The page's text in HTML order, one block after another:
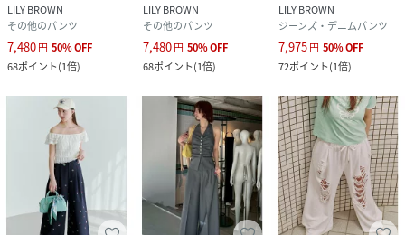
LILY BROWN
その他のパンツ
7,480円 50%OFF
68ポイント(1倍)
LILY BROWN
その他のパンツ
7,480円 50%OFF
68ポイント(1倍)
LILY BROWN
ジーンズ・デニムパンツ
7,975円 50%OFF
72ポイント(1倍)